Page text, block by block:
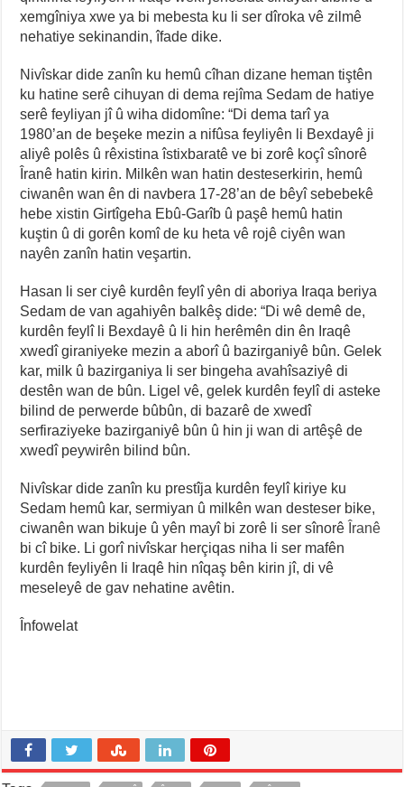
xemgîniya xwe ya bi mebesta ku li ser dîroka vê zilmê
nehatiye sekinandin, îfade dike.
Nivîskar dide zanîn ku hemû cîhan dizane heman tiştên
ku hatine serê cihuyan di dema rejîma Sedam de hatiye
serê feyliyan jî û wiha didomîne: “Di dema tarî ya
1980’an de beşeke mezin a nifûsa feyliyên li Bexdayê ji
aliyê polês û rêxistina îstixbaratê ve bi zorê koçî sînorê
Îranê hatin kirin. Milkên wan hatin desteserkirin, hemû
ciwanên wan ên di navbera 17-28’an de bêyî sebebekê
hebe xistin Girtîgeha Ebû-Garîb û paşê hemû hatin
kuştin û di gorên komî de ku heta vê rojê ciyên wan
nayên zanîn hatin veşartin.
Hasan li ser ciyê kurdên feylî yên di aboriya Iraqa beriya
Sedam de van agahiyên balkêş dide: “Di wê demê de,
kurdên feylî li Bexdayê û li hin herêmên din ên Iraqê
xwedî giraniyeke mezin a aborî û bazirganiyê bûn. Gelek
kar, milk û bazirganiya li ser bingeha avahîsaziyê di
destên wan de bûn. Ligel vê, gelek kurdên feylî di asteke
bilind de perwerde bûbûn, di bazarê de xwedî
serfiraziyeke bazirganiyê bûn û hin ji wan di artêşê de
xwedî peywirên bilind bûn.
Nivîskar dide zanîn ku prestîja kurdên feylî kiriye ku
Sedam hemû kar, sermiyan û milkên wan desteser bike,
ciwanên wan bikuje û yên mayî bi zorê li ser sînorê Îranê
bi cî bike. Li gorî nivîskar herçiqas niha li ser mafên
kurdên feyliyên li Iraqê hin nîqaş bên kirin jî, di vê
meseleyê de gav nehatine avêtin.
Înfowelat